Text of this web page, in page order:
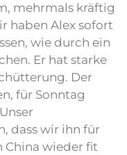
mehrmals kräftig
haben Alex sofort
wie durch ein
Er hat starke
Der
für Sonntag
dass wir ihn für
China wieder fit